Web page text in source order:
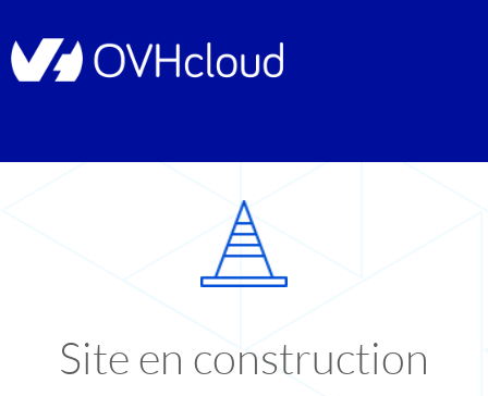
Site en construction